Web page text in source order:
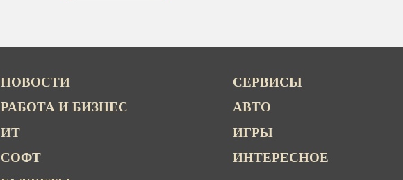
НОВОСТИ
РАБОТА И БИЗНЕС
ИТ
СОФТ
СЕРВИСЫ
АВТО
ИГРЫ
ИНТЕРЕСНОЕ